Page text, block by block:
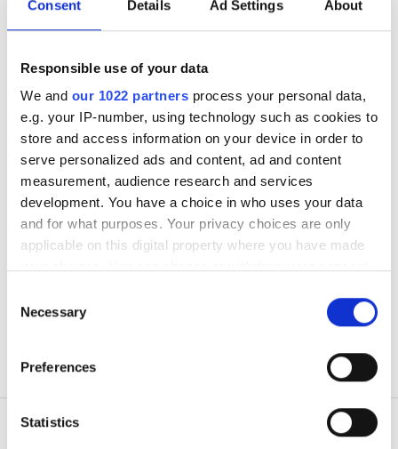
Consent Details Ad Settings About
Responsible use of your data
We and our 1022 partners process your personal data,
e.g. your IP-number, using technology such as cookies to
store and access information on your device in order to
serve personalized ads and content, ad and content
measurement, audience research and services
development. You have a choice in who uses your data
and for what purposes. Your privacy choices are only
applicable on this digital property where you have made
the Privacy trigger icon.
Collect information about your geographical
meters
Identify your device by actively scanning it for
Selection
Necessary
Preferences
Statistics
施設
テレビ画面
無料送迎
無料駐車場
価格
200 - 300 ユーロ
San Vicente del Raspeig (Alicante), Spain
市の中心から 0.29 km
EHICでカバー GHICでカバー
軽食 無料WiFi テレビスクリーン 無料駐車場
1回の治療あたり
透析 HD €200
透析 HDF €250